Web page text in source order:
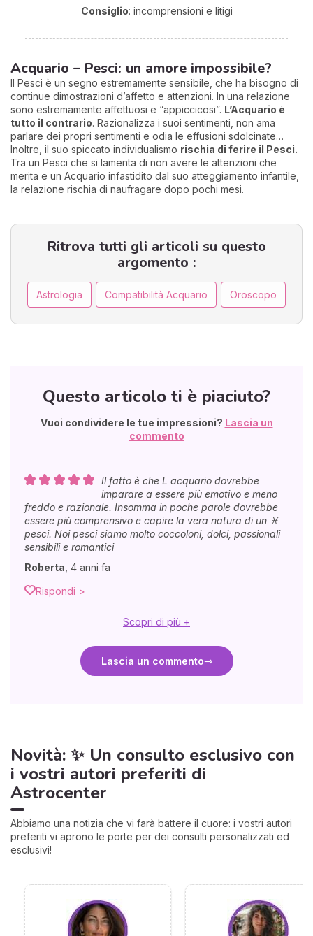
Consiglio: incomprensioni e litigi
Acquario – Pesci: un amore impossibile?
Il Pesci è un segno estremamente sensibile, che ha bisogno di
continue dimostrazioni d’affetto e attenzioni. In una relazione
sono estremamente affettuosi e “appiccicosi”. L’Acquario è
tutto il contrario. Razionalizza i suoi sentimenti, non ama
parlare dei propri sentimenti e odia le effusioni sdolcinate…
Inoltre, il suo spiccato individualismo rischia di ferire il Pesci.
Tra un Pesci che si lamenta di non avere le attenzioni che
merita e un Acquario infastidito dal suo atteggiamento infantile,
la relazione rischia di naufragare dopo pochi mesi.
Ritrova tutti gli articoli su questo
argomento :
Astrologia Compatibilità Acquario Oroscopo
Questo articolo ti è piaciuto?
Vuoi condividere le tue impressioni? Lascia un
commento
Il fatto è che L acquario dovrebbe
imparare a essere più emotivo e meno
freddo e razionale. Insomma in poche parole dovrebbe
essere più comprensivo e capire la vera natura di un ♓️
pesci. Noi pesci siamo molto coccoloni, dolci, passionali
sensibili e romantici
Roberta 4 anni fa
Rispondi >
Scopri di più +
Lascia un commento
Novità: ✨ Un consulto esclusivo con
i vostri autori preferiti di
Astrocenter
Abbiamo una notizia che vi farà battere il cuore: i vostri autori
preferiti vi aprono le porte per dei consulti personalizzati ed
esclusivi!